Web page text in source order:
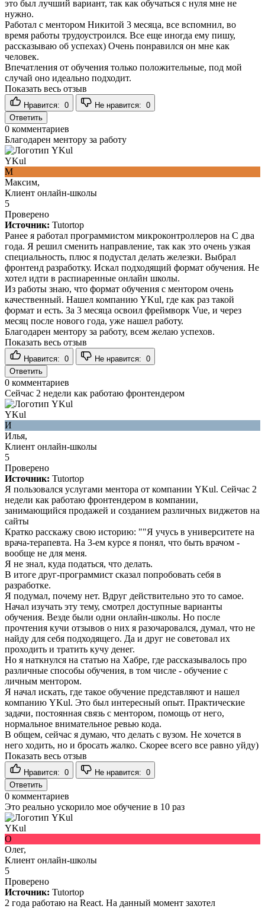
это был лучший вариант, так как обучаться с нуля мне не
нужно.
Работал с ментором Никитой 3 месяца, все вспомнил, во
время работы трудоустроился. Все еще иногда ему пишу,
рассказываю об успехах) Очень понравился он мне как
человек.
Впечатления от обучения только положительные, под мой
случай оно идеально подходит.
Показать весь отзыв
Нравится: 0 Не нравится: 0
Ответить
0 комментариев
Благодарен ментору за работу
YKul
М
Максим,
Клиент онлайн-школы
5
Проверено
Источник: Tutortop
Ранее я работал программистом микроконтроллеров на C два
года. Я решил сменить направление, так как это очень узкая
специальность, плюс я подустал делать железки. Выбрал
фронтенд разработку. Искал подходящий формат обучения. Не
хотел идти в распиаренные онлайн школы.
Из работы знаю, что формат обучения с ментором очень
качественный. Нашел компанию YKul, где как раз такой
формат и есть. За 3 месяца освоил фреймворк Vue, и через
месяц после нового года, уже нашел работу.
Благодарен ментору за работу, всем желаю успехов.
Показать весь отзыв
Нравится: 0 Не нравится: 0
Ответить
0 комментариев
Сейчас 2 недели как работаю фронтендером
YKul
И
Илья,
Клиент онлайн-школы
5
Проверено
Источник: Tutortop
Я пользовался услугами ментора от компании YKul. Сейчас 2
недели как работаю фронтендером в компании,
занимающийся продажей и созданием различных виджетов на
сайты
Кратко расскажу свою историю: ""Я учусь в университете на
врача-терапевта. На 3-ем курсе я понял, что быть врачом -
вообще не для меня.
Я не знал, куда податься, что делать.
В итоге друг-программист сказал попробовать себя в
разработке.
Я подумал, почему нет. Вдруг действительно это то самое.
Начал изучать эту тему, смотрел доступные варианты
обучения. Везде были одни онлайн-школы. Но после
прочтения кучи отзывов о них я разочаровался, думал, что не
найду для себя подходящего. Да и друг не советовал их
проходить и тратить кучу денег.
Но я наткнулся на статью на Хабре, где рассказывалось про
различные способы обучения, в том числе - обучение с
личным ментором.
Я начал искать, где такое обучение представляют и нашел
компанию YKul. Это был интересный опыт. Практические
задачи, постоянная связь с ментором, помощь от него,
нормальное внимательное ревью кода.
В общем, сейчас я думаю, что делать с вузом. Не хочется в
него ходить, но и бросать жалко. Скорее всего все равно уйду)
Показать весь отзыв
Нравится: 0 Не нравится: 0
Ответить
0 комментариев
Это реально ускорило мое обучение в 10 раз
YKul
О
Олег,
Клиент онлайн-школы
5
Проверено
Источник: Tutortop
2 года работаю на React. На данный момент захотел